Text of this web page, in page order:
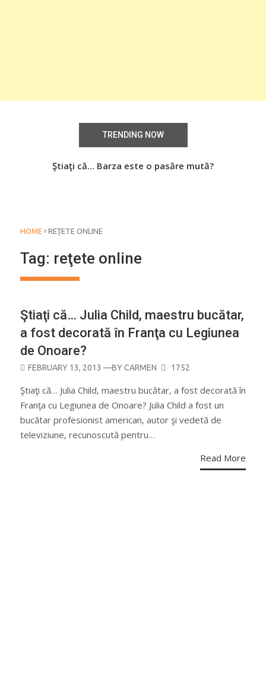
TRENDING NOW
Ştiaţi că… Barza este o pasăre mută?
HOME › REŢETE ONLINE
Tag: reţete online
Ştiaţi că… Julia Child, maestru bucătar,
a fost decorată în Franţa cu Legiunea
de Onoare?
POSTED
FEBRUARY 13, 2013 —BYCARMEN 1752
Ştiaţi că… Julia Child, maestru bucătar, a fost decorată în
Franţa cu Legiunea de Onoare? Julia Child a fost un
bucătar profesionist american, autor şi vedetă de
televiziune, recunoscută pentru…
Read More